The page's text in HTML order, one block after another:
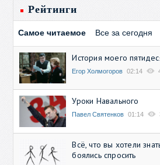
Рейтинги
Самое читаемое Все за сегодня
История моего
Егор Холмогоров 02:14
Уроки Навального
Павел Святенков 01:14
Всё, что вы хотели
боялись спросить